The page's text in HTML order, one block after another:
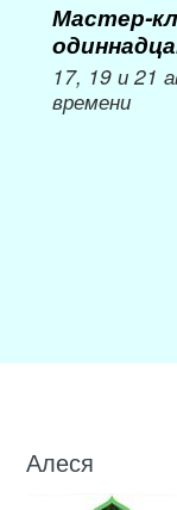
Мастер-
17, 19 и 21
времени
Алеся